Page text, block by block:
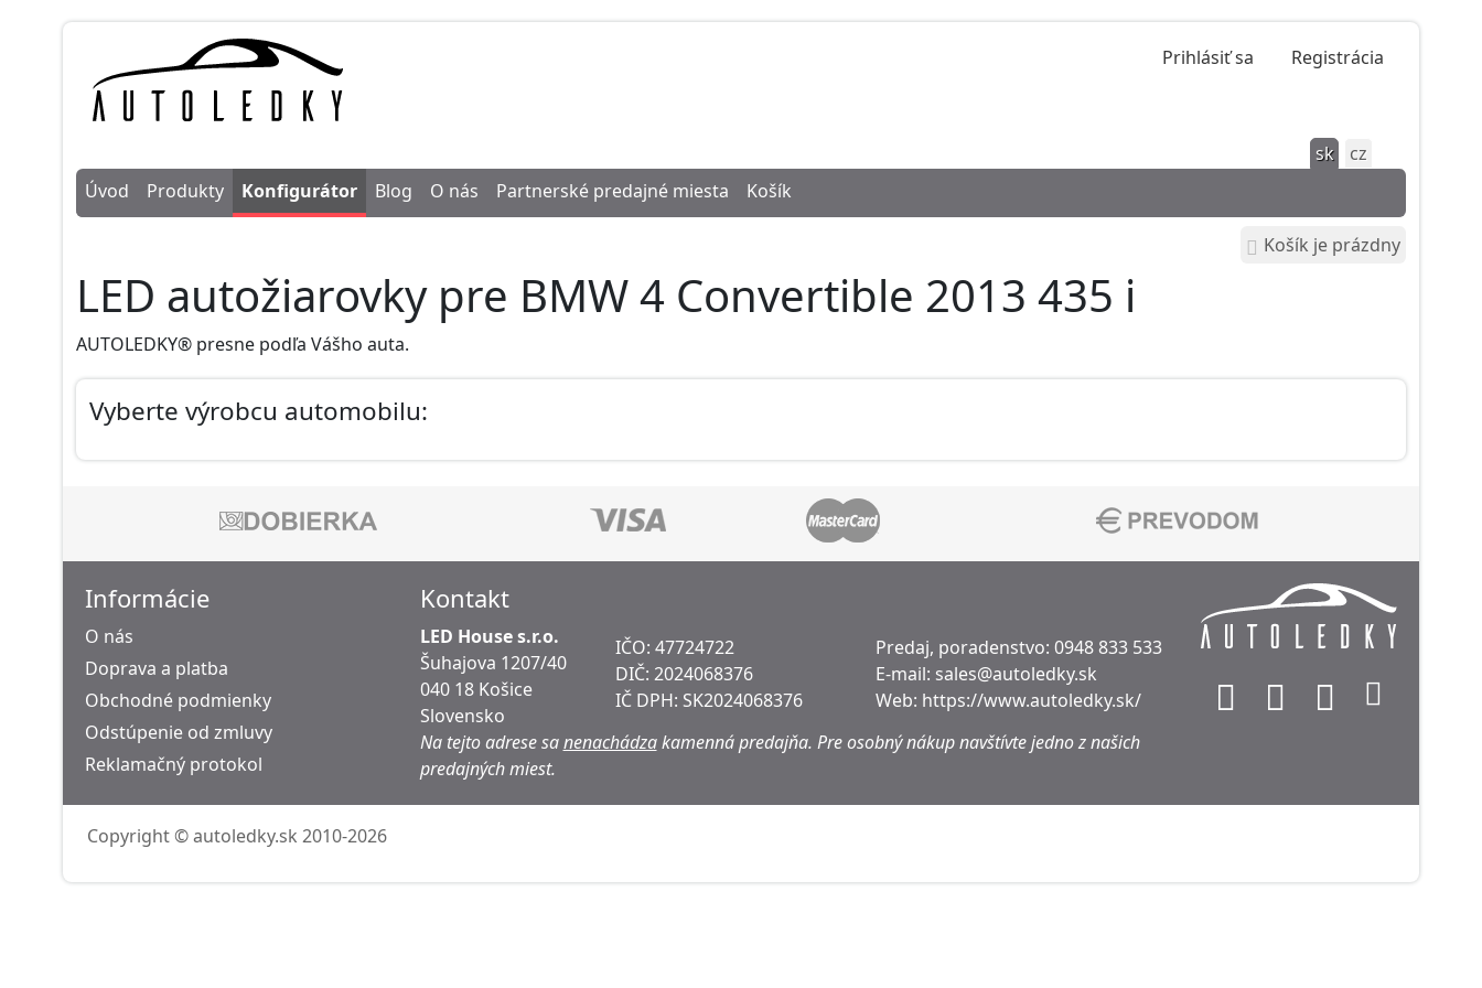
Prihlásiť sa Registrácia
sk
cz
Úvod
Produkty Konfigurátor Blog O nás Partnerské predajné miesta Košík
Košík je prázdny
LED autožiarovky pre BMW 4 Convertible 2013 435 i
AUTOLEDKY® presne podľa Vášho auta.
Vyberte výrobcu automobilu:
Informácie
O nás
Doprava a platba
Obchodné podmienky
Odstúpenie od zmluvy
Reklamačný protokol
Kontakt
LED House s.r.o.
Šuhajova 1207/40
040 18 Košice
Slovensko
IČO: 47724722
DIČ: 2024068376
IČ DPH: SK2024068376
Predaj, poradenstvo: 0948 833 533
E-mail: sales@autoledky.sk
Web: https://www.autoledky.sk/
Na tejto adrese sanenachádzakamenná predajňa. Pre osobný nákup navštívte jedno z našich
predajných miest.
Copyright © autoledky.sk 2010-2026